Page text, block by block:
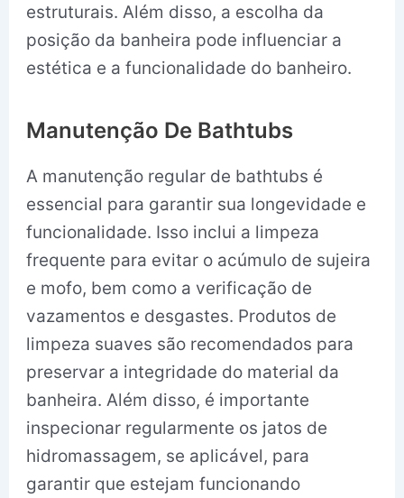
estruturais. Além disso, a escolha da
posição da banheira pode influenciar a
estética e a funcionalidade do banheiro.
Manutenção De Bathtubs
A manutenção regular de bathtubs é
essencial para garantir sua longevidade e
funcionalidade. Isso inclui a limpeza
frequente para evitar o acúmulo de sujeira
e mofo, bem como a verificação de
vazamentos e desgastes. Produtos de
limpeza suaves são recomendados para
preservar a integridade do material da
banheira. Além disso, é importante
inspecionar regularmente os jatos de
hidromassagem, se aplicável, para
garantir que estejam funcionando